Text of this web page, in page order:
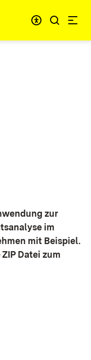
zur
im
mit Beispiel.
Datei zum